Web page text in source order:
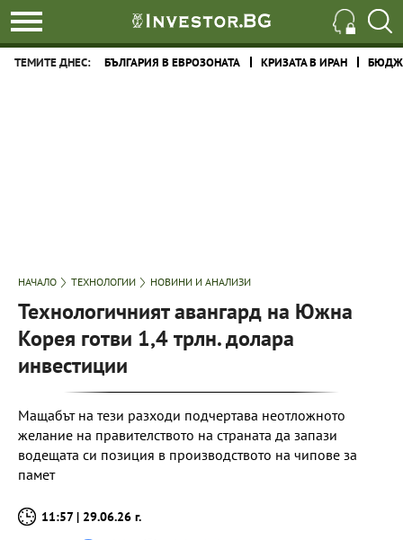
ТЕМИТЕ ДНЕС: БЪЛГАРИЯ В ЕВРОЗОНАТА КРИЗАТА В ИРАН
НАЧАЛО ТЕХНОЛОГИИ НОВИНИ И АНАЛИЗИ
Технологичният авангард на Южна
Корея готви 1,4 трлн. долара
инвестиции
Мащабът на тези разходи подчертава неотложното
желание на правителството на страната да запази
водещата си позиция в производството на чипове за
памет
11:57 | 29.06.26 г.